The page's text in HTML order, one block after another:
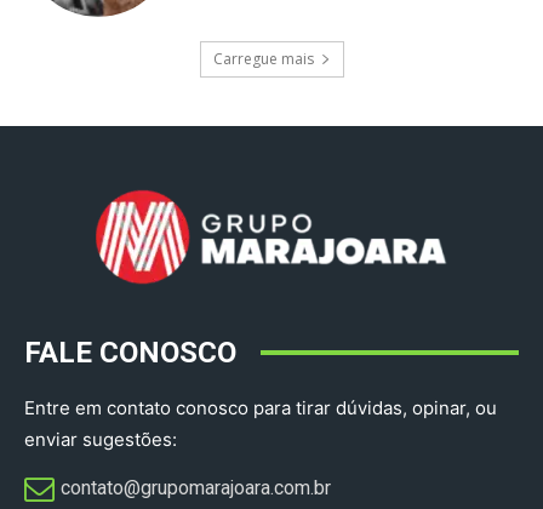
Carregue mais
FALE CONOSCO
Entre em contato conosco para tirar dúvidas, opinar, ou
enviar sugestões:
contato@grupomarajoara.com.br